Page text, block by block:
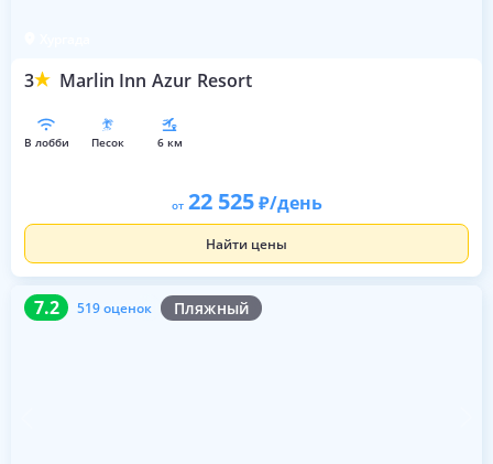
3 Marlin Inn Azur Resort
в лобби песок 6 км
от 22 525 /день
Найти цены
7.2 519 оценок Пляжный
7.2 519 оценок